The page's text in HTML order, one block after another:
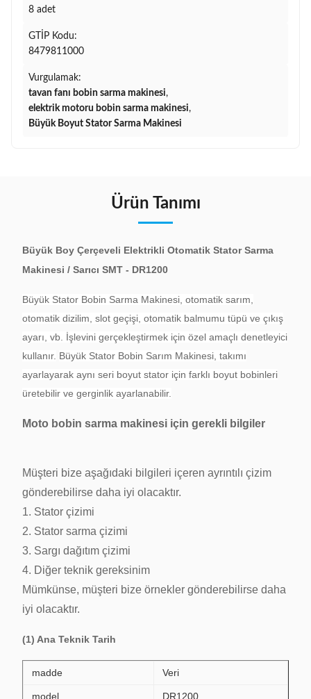
8 adet
GTİP Kodu:
8479811000
Vurgulamak:
tavan fanı bobin sarma makinesi,
elektrik motoru bobin sarma makinesi,
Büyük Boyut Stator Sarma Makinesi
Ürün Tanımı
Büyük Boy Çerçeveli Elektrikli Otomatik Stator Sarma
Makinesi / Sarıcı SMT - DR1200
Büyük Stator Bobin Sarma Makinesi, otomatik sarım,
otomatik dizilim, slot geçişi, otomatik balmumu tüpü ve çıkış
ayarı, vb. İşlevini gerçekleştirmek için özel amaçlı denetleyici
kullanır. Büyük Stator Bobin Sarım Makinesi, takımı
ayarlayarak aynı seri boyut stator için farklı boyut bobinleri
üretebilir ve gerginlik ayarlanabilir.
Moto bobin sarma makinesi için gerekli bilgiler
Müşteri bize aşağıdaki bilgileri içeren ayrıntılı çizim
gönderebilirse daha iyi olacaktır.
1. Stator çizimi
2. Stator sarma çizimi
3. Sargı dağıtım çizimi
4. Diğer teknik gereksinim
Mümkünse, müşteri bize örnekler gönderebilirse daha
iyi olacaktır.
(1) Ana Teknik Tarih
madde Veri
model DR1200